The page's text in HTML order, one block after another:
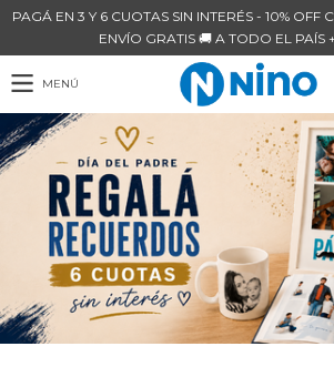
PAGÁ EN 3 Y 6 CUOTAS SIN INTERÉS - 10% OFF
ENVÍO GRATIS 🚚 A TODO EL PAÍS
MENÚ